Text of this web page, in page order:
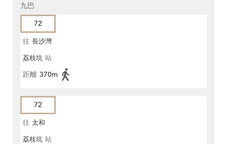
九巴
72
往 長沙灣
荔枝坑 站
距離 370m
72
往 太和
荔枝坑 站